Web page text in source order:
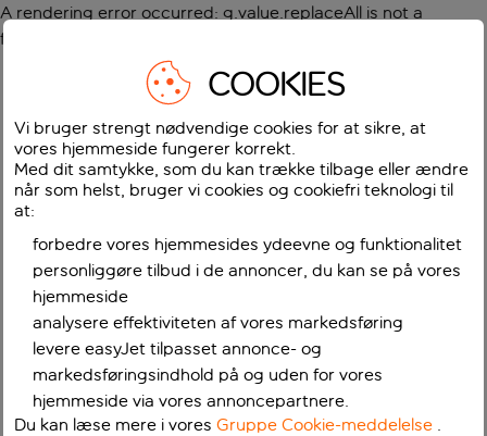
A rendering error occurred: g.value.replaceAll is not a
function
COOKIES
Vi bruger strengt nødvendige cookies for at sikre, at
vores hjemmeside fungerer korrekt.
Med dit samtykke, som du kan trække tilbage eller ændre
når som helst, bruger vi cookies og cookiefri teknologi til
at:
forbedre vores hjemmesides ydeevne og funktionalitet
personliggøre tilbud i de annoncer, du kan se på vores
hjemmeside
analysere effektiviteten af vores markedsføring
levere easyJet tilpasset annonce- og
markedsføringsindhold på og uden for vores
hjemmeside via vores annoncepartnere.
Du kan læse mere i voresGruppe Cookie-meddelelse .